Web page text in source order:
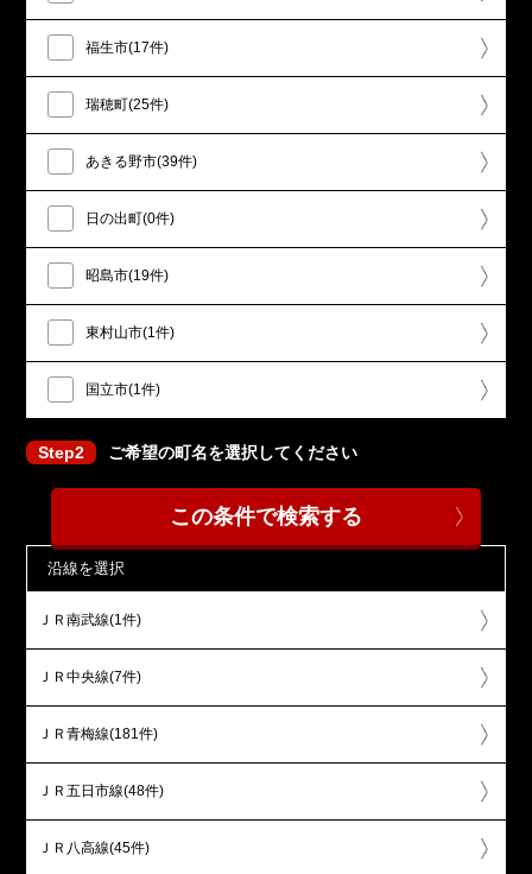
福生市(17件)
瑞穂町(25件)
あきる野市(39件)
日の出町(0件)
昭島市(19件)
東村山市(1件)
国立市(1件)
Step2 ご希望の町名を選択してください
沿線を選択
ＪＲ南武線(1件)
ＪＲ中央線(7件)
ＪＲ青梅線(181件)
ＪＲ五日市線(48件)
ＪＲ八高線(45件)